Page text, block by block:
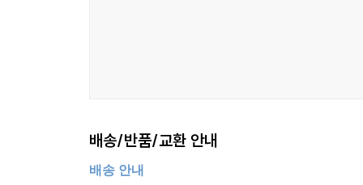
배송/반품/교환 안내
배송 안내